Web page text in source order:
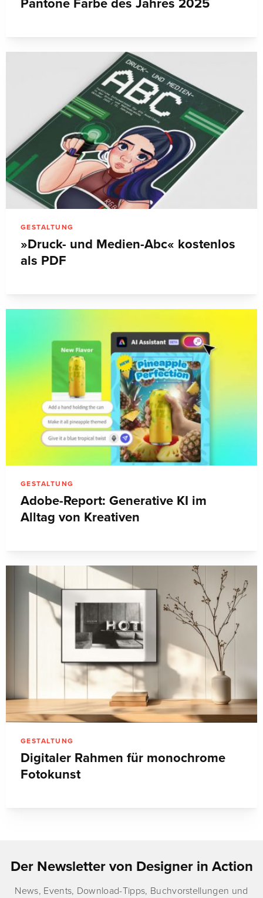
Pantone Farbe des Jahres 2025
GESTALTUNG
»Druck- und Medien-Abc« kostenlos
als PDF
GESTALTUNG
Adobe-Report: Generative KI im
Alltag von Kreativen
GESTALTUNG
Digitaler Rahmen für monochrome
Fotokunst
Der Newsletter von Designer in Action
News, Events, Download-Tipps, Buchvorstellungen und